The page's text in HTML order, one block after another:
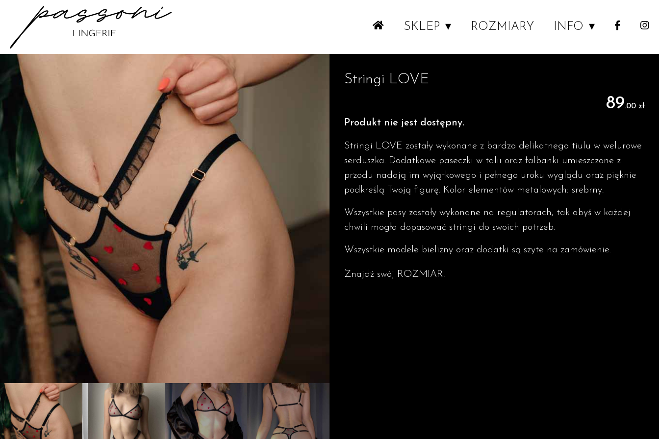
SKLEP ROZMIARY INFO
Stringi LOVE
89.00 zł
Produkt nie jest dostępny.
Stringi LOVE zostały wykonane z bardzo delikatnego tiulu w welurowe
serduszka. Dodatkowe paseczki w talii oraz falbanki umieszczone z
przodu nadają im wyjątkowego i pełnego uroku wyglądu oraz pięknie
podkreślą Twoją figurę. Kolor elementów metalowych: srebrny.
Wszystkie pasy zostały wykonane na regulatorach, tak abyś w każdej
chwili mogła dopasować stringi do swoich potrzeb.
Wszystkie modele bielizny oraz dodatki są szyte na zamówienie.
Znajdź swój ROZMIAR.